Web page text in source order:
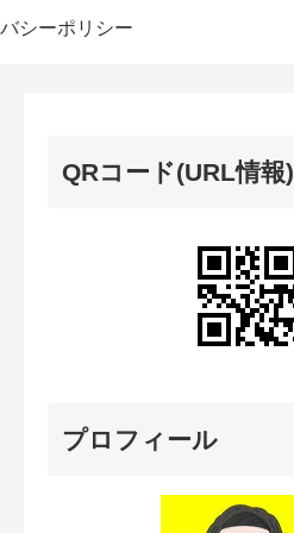
シーポリシー
QRコード(URL情報)
プロフィール